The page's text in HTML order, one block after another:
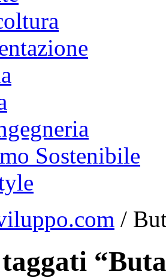
Sostenibile
/